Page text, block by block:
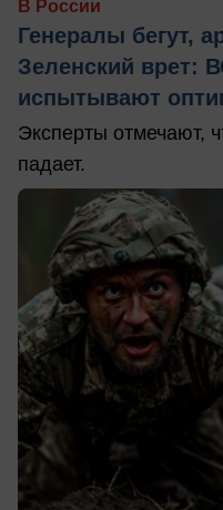
В России
Генералы бегут,
Зеленский врет:
испытывают
Эксперты отмечают,
падает.